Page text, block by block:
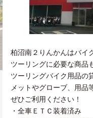
柏沼南２りんかんはバイ
ツーリングに必要な商品
ツーリングバイク用品の
メットやグローブ、用品
ぜひご利用ください！
・全車ＥＴＣ装着済み